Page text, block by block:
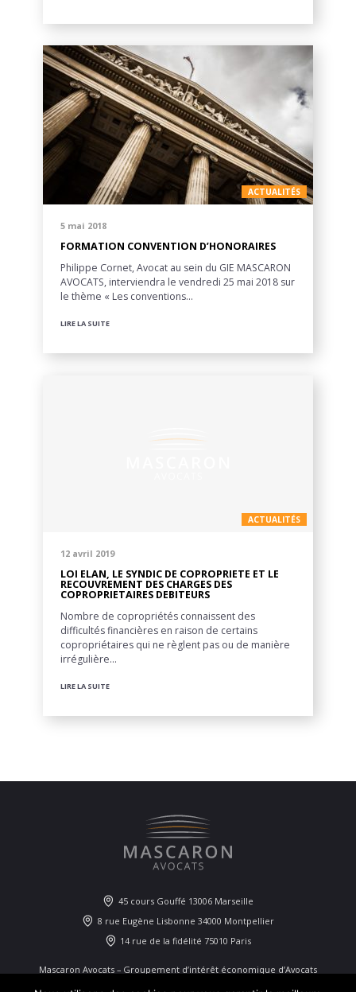
ACTUALITÉS
5 mai 2018
FORMATION CONVENTION D’HONORAIRES
Philippe Cornet, Avocat au sein du GIE MASCARON
AVOCATS, interviendra le vendredi 25 mai 2018 sur
le thème « Les conventions…
LIRE LA SUITE
ACTUALITÉS
12 avril 2019
LOI ELAN, LE SYNDIC DE COPROPRIETE ET LE
RECOUVREMENT DES CHARGES DES
COPROPRIETAIRES DEBITEURS
Nombre de copropriétés connaissent des
difficultés financières en raison de certains
copropriétaires qui ne règlent pas ou de manière
irrégulière…
LIRE LA SUITE
45 cours Gouffé 13006 Marseille
8 rue Eugène Lisbonne 34000 Montpellier
14 rue de la fidélité 75010 Paris
Mascaron Avocats – Groupement d’intérêt économique d’Avocats